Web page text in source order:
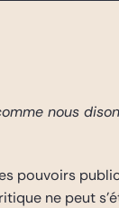
nous
pouvoirs
ne peut